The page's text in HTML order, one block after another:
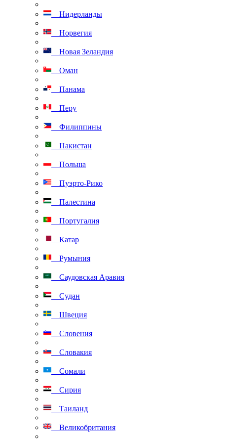
Нидерланды
Норвегия
Новая Зеландия
Оман
Панама
Перу
Филиппины
Пакистан
Польша
Пуэрто-Рико
Палестина
Португалия
Катар
Румыния
Саудовская Аравия
Судан
Швеция
Словения
Словакия
Сомали
Сирия
Таиланд
Великобритания